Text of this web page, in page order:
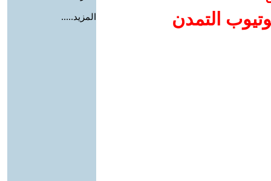
التمدن
المزيد.....